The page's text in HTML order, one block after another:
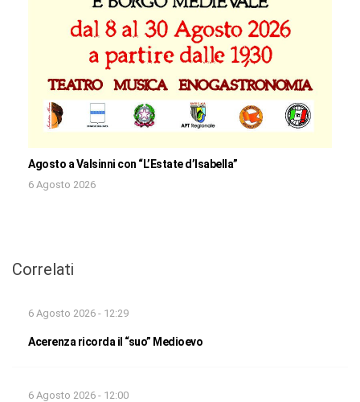
Agosto a Valsinni con “L’Estate d’Isabella”
6 Agosto 2026
Correlati
6 Agosto 2026 - 12:29
Acerenza ricorda il “suo” Medioevo
6 Agosto 2026 - 12:00